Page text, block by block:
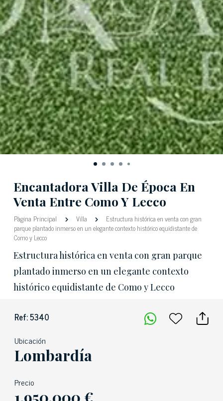
Encantadora Villa De Época En
Venta Entre Como Y Lecco
Pàgina Principal Villa
Estructura histórica en venta con gran
parque plantado inmerso en un elegante contexto histórico equidistante de
Como y Lecco
Estructura histórica en venta con gran parque
plantado inmerso en un elegante contexto
histórico equidistante de Como y Lecco
Ref: 5340
Ubicación
Lombardía
Precio